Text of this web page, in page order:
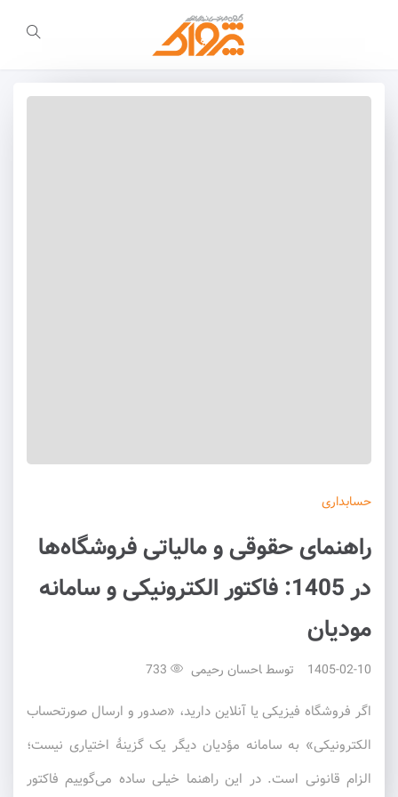
حسابداری
راهنمای حقوقی و مالیاتی فروشگاه‌ها
در 1405: فاکتور الکترونیکی و سامانه
مودیان
1405-02-10 توسط احسان رحیمی
اگر فروشگاه فیزیکی یا آنلاین دارید، «صدور و ارسال صورتحساب
الکترونیکی» به سامانه مؤدیان دیگر یک گزینهٔ اختیاری نیست؛
الزام قانونی است. در این راهنما خیلی ساده می‌گوییم فاکتور